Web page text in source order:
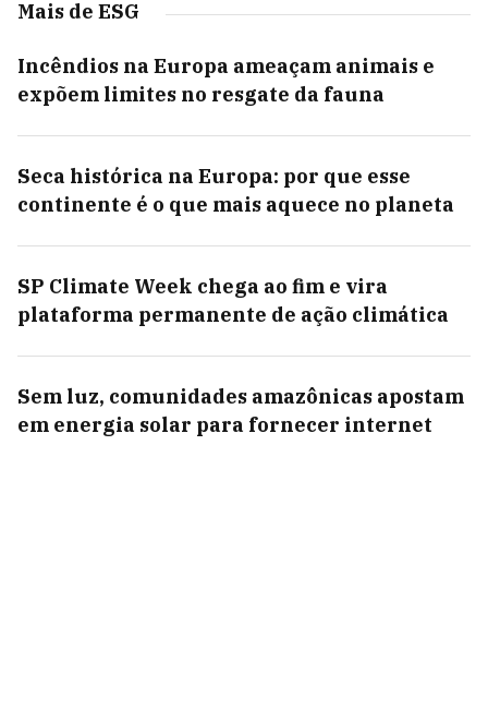
Mais de ESG
Incêndios na Europa ameaçam animais e
expõem limites no resgate da fauna
Seca histórica na Europa: por que esse
continente é o que mais aquece no planeta
SP Climate Week chega ao fim e vira
plataforma permanente de ação climática
Sem luz, comunidades amazônicas apostam
em energia solar para fornecer internet